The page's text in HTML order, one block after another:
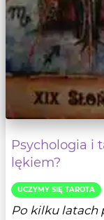
Psychologia i
lękiem?
UCZYMY SIĘ TAROTA
Po kilku latach